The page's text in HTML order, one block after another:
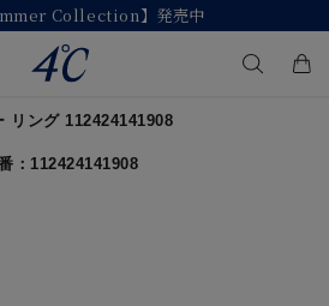
Collection】発売中
キーワードで検索する
リング 112424141908
：112424141908